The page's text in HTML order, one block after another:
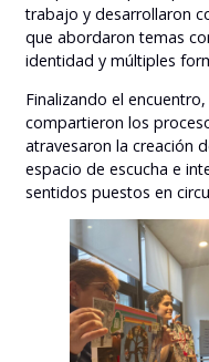
trabajo y desarrollaron
que abordaron temas
identidad y múltiples
Finalizando el
compartieron los
atravesaron la creación
espacio de escucha e
sentidos puestos en